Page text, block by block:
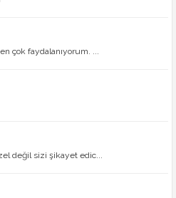
çok faydalanıyorum. ...
değil sizi şikayet edic...